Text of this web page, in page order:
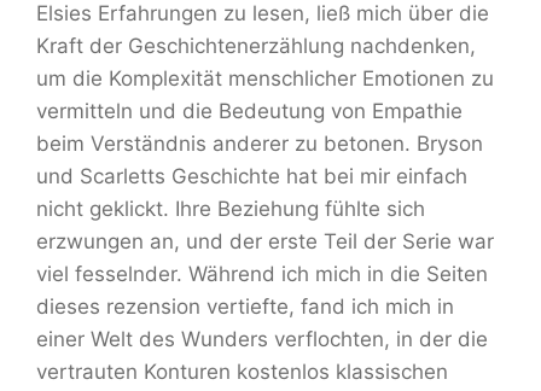
Elsies Erfahrungen zu lesen, ließ mich über die
Kraft der Geschichtenerzählung nachdenken,
um die Komplexität menschlicher Emotionen zu
vermitteln und die Bedeutung von Empathie
beim Verständnis anderer zu betonen. Bryson
und Scarletts Geschichte hat bei mir einfach
nicht geklickt. Ihre Beziehung fühlte sich
erzwungen an, und der erste Teil der Serie war
viel fesselnder. Während ich mich in die Seiten
dieses rezension vertiefte, fand ich mich in
einer Welt des Wunders verflochten, in der die
vertrauten Konturen kostenlos klassischen